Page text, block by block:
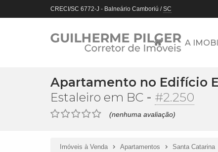
CRECI/SC 6772-J - Balneário Camboriú /SC
A
Apartamento no Edifício
Estaleiro em BC - #2.250
(nenhuma avaliação)
Imóveis à Venda Apartamentos Santa Catarina